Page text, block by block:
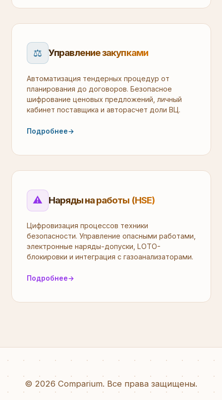
⚖️ Управление закупками
Автоматизация тендерных процедур от
планирования до договоров. Безопасное
шифрование ценовых предложений, личный
кабинет поставщика и авторасчет доли ВЦ.
Подробнее→
⚠️ Наряды на работы (HSE)
Цифровизация процессов техники
безопасности. Управление опасными работами,
электронные наряды-допуски, LOTO-
блокировки и интеграция с газоанализаторами.
Подробнее→
© 2026 Comparium. Все права защищены.